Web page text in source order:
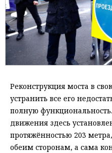
Реконструкция моста в
устранить все его
полную
движения здесь
протяжённостью 203
обеим сторонам, а сама